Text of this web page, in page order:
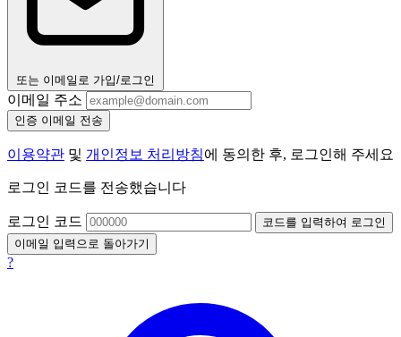
또는 이메일로 가입/로그인
이메일 주소
인증 이메일 전송
이용약관 및 개인정보 처리방침에 동의한 후, 로그인해 주세요
로그인 코드를 전송했습니다
로그인 코드
코드를 입력하여 로그인
이메일 입력으로 돌아가기
?